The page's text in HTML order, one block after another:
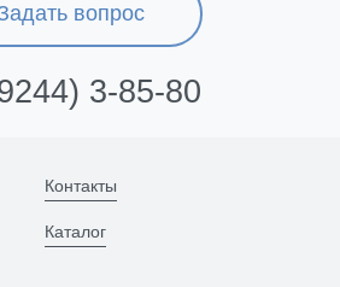
вопрос
3-85-80
Контакты
Каталог